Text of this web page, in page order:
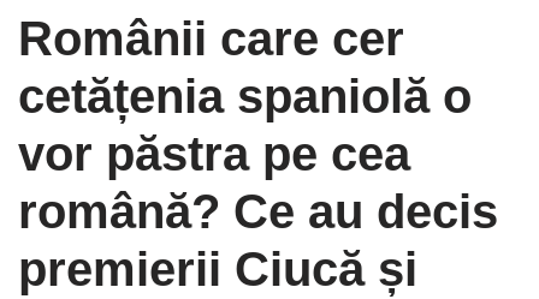
Românii care cer
cetățenia spaniolă o
vor păstra pe cea
română? Ce au decis
premierii Ciucă și